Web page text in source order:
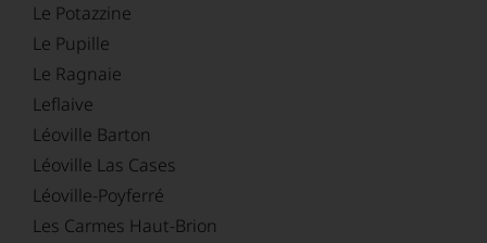
Le Potazzine
Le Pupille
Le Ragnaie
Leflaive
Léoville Barton
Léoville Las Cases
Léoville-Poyferré
Les Carmes Haut-Brion